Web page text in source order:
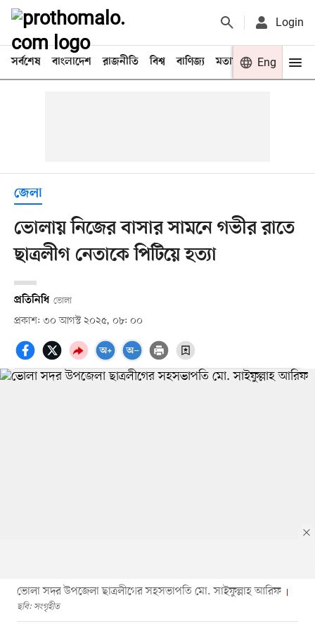
Login
সর্বশেষ বাংলাদেশ রাজনীতি বিশ্ব বাণিজ্য মতামত খেলা
Eng
জেলা
ভোলায় নিজের বাসার সামনে গভীর রাতে
ছাত্রলীগ নেতাকে পিটিয়ে হত্যা
প্রতিনিধি ভোলা
প্রকাশ: ৩০ আগস্ট ২০২৫, ০৮: ০০
ভোলা সদর উপজেলা ছাত্রলীগের সহসভাপতি মো. সাইফুল্লাহ আরিফ
ছবি: সংগৃহীত